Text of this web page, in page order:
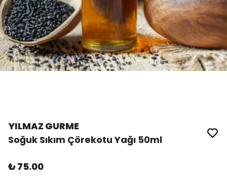
YILMAZ GURME
Soğuk Sıkım Çörekotu Yağı 50ml
₺ 75.00